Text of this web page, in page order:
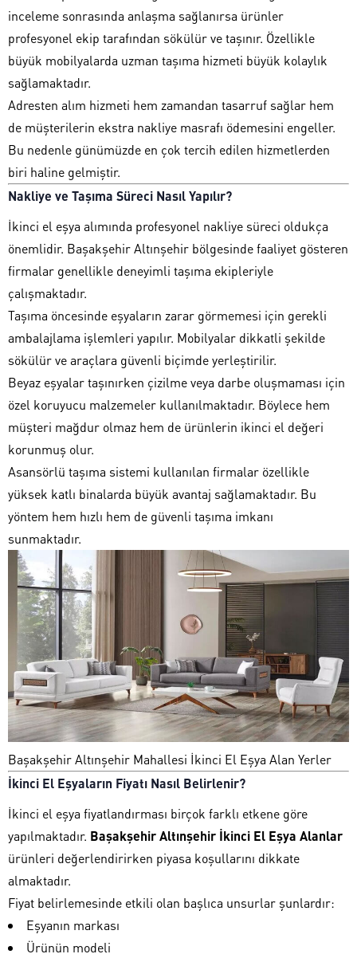
inceleme sonrasında anlaşma sağlanırsa ürünler
profesyonel ekip tarafından sökülür ve taşınır. Özellikle
büyük mobilyalarda uzman taşıma hizmeti büyük kolaylık
sağlamaktadır.
Adresten alım hizmeti hem zamandan tasarruf sağlar hem
de müşterilerin ekstra nakliye masrafı ödemesini engeller.
Bu nedenle günümüzde en çok tercih edilen hizmetlerden
biri haline gelmiştir.
Nakliye ve Taşıma Süreci Nasıl Yapılır?
İkinci el eşya alımında profesyonel nakliye süreci oldukça
önemlidir. Başakşehir Altınşehir bölgesinde faaliyet gösteren
firmalar genellikle deneyimli taşıma ekipleriyle
çalışmaktadır.
Taşıma öncesinde eşyaların zarar görmemesi için gerekli
ambalajlama işlemleri yapılır. Mobilyalar dikkatli şekilde
sökülür ve araçlara güvenli biçimde yerleştirilir.
Beyaz eşyalar taşınırken çizilme veya darbe oluşmaması için
özel koruyucu malzemeler kullanılmaktadır. Böylece hem
müşteri mağdur olmaz hem de ürünlerin ikinci el değeri
korunmuş olur.
Asansörlü taşıma sistemi kullanılan firmalar özellikle
yüksek katlı binalarda büyük avantaj sağlamaktadır. Bu
yöntem hem hızlı hem de güvenli taşıma imkanı
sunmaktadır.
Başakşehir Altınşehir Mahallesi İkinci El Eşya Alan Yerler
İkinci El Eşyaların Fiyatı Nasıl Belirlenir?
İkinci el eşya fiyatlandırması birçok farklı etkene göre
yapılmaktadır. Başakşehir Altınşehir İkinci El Eşya Alanlar
ürünleri değerlendirirken piyasa koşullarını dikkate
almaktadır.
Fiyat belirlemesinde etkili olan başlıca unsurlar şunlardır:
Eşyanın markası
Ürünün modeli